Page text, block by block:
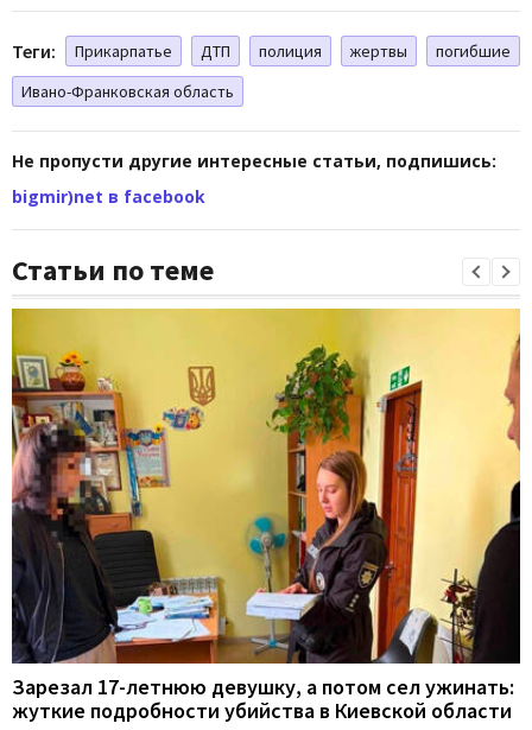
Теги: Прикарпатье ДТП полиция жертвы
погибшие
Ивано-Франковская область
Не пропусти другие интересные статьи, подпишись:
bigmir)net в facebook
Статьи по теме
Зарезал 17-летнюю девушку, а потом сел ужинать:
жуткие подробности убийства в Киевской области